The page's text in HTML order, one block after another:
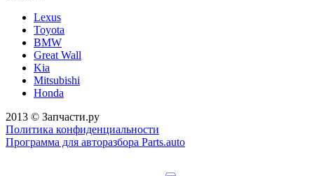
Lexus
Toyota
BMW
Great Wall
Kia
Mitsubishi
Honda
2013 © Запчасти.ру
Политика конфиденциальности
Программа для авторазбора Parts.auto